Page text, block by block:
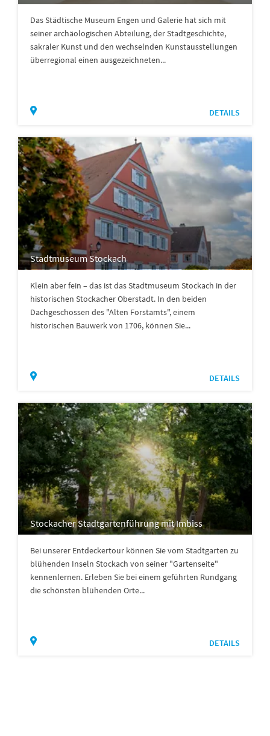
Das Städtische Museum Engen und Galerie hat sich mit
seiner archäologischen Abteilung, der Stadtgeschichte,
sakraler Kunst und den wechselnden Kunstausstellungen
überregional einen ausgezeichneten...
DETAILS
Stadtmuseum Stockach
Klein aber fein – das ist das Stadtmuseum Stockach in der
historischen Stockacher Oberstadt. In den beiden
Dachgeschossen des "Alten Forstamts", einem
historischen Bauwerk von 1706, können Sie...
DETAILS
Stockacher Stadtgartenführung mit Imbiss
Bei unserer Entdeckertour können Sie vom Stadtgarten zu
blühenden Inseln Stockach von seiner "Gartenseite"
kennenlernen. Erleben Sie bei einem geführten Rundgang
die schönsten blühenden Orte...
DETAILS